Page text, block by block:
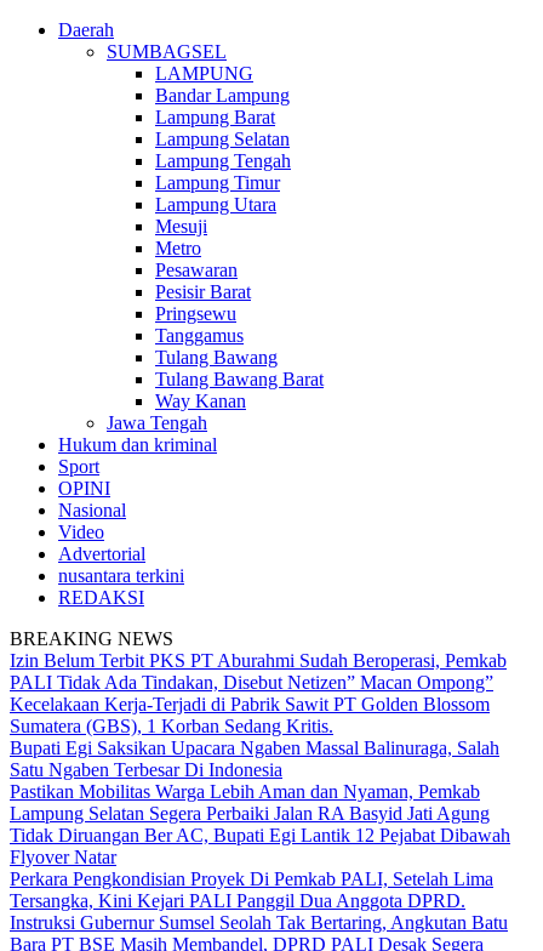
Daerah
SUMBAGSEL
LAMPUNG
Bandar Lampung
Lampung Barat
Lampung Selatan
Lampung Tengah
Lampung Timur
Lampung Utara
Mesuji
Metro
Pesawaran
Pesisir Barat
Pringsewu
Tanggamus
Tulang Bawang
Tulang Bawang Barat
Way Kanan
Jawa Tengah
Hukum dan kriminal
Sport
OPINI
Nasional
Video
Advertorial
nusantara terkini
REDAKSI
BREAKING NEWS
Izin Belum Terbit PKS PT Aburahmi Sudah Beroperasi, Pemkab
PALI Tidak Ada Tindakan, Disebut Netizen” Macan Ompong”
Kecelakaan Kerja-Terjadi di Pabrik Sawit PT Golden Blossom
Sumatera (GBS), 1 Korban Sedang Kritis.
Bupati Egi Saksikan Upacara Ngaben Massal Balinuraga, Salah
Satu Ngaben Terbesar Di Indonesia
Pastikan Mobilitas Warga Lebih Aman dan Nyaman, Pemkab
Lampung Selatan Segera Perbaiki Jalan RA Basyid Jati Agung
Tidak Diruangan Ber AC, Bupati Egi Lantik 12 Pejabat Dibawah
Flyover Natar
Perkara Pengkondisian Proyek Di Pemkab PALI, Setelah Lima
Tersangka, Kini Kejari PALI Panggil Dua Anggota DPRD.
Instruksi Gubernur Sumsel Seolah Tak Bertaring, Angkutan Batu
Bara PT BSE Masih Membandel, DPRD PALI Desak Segera